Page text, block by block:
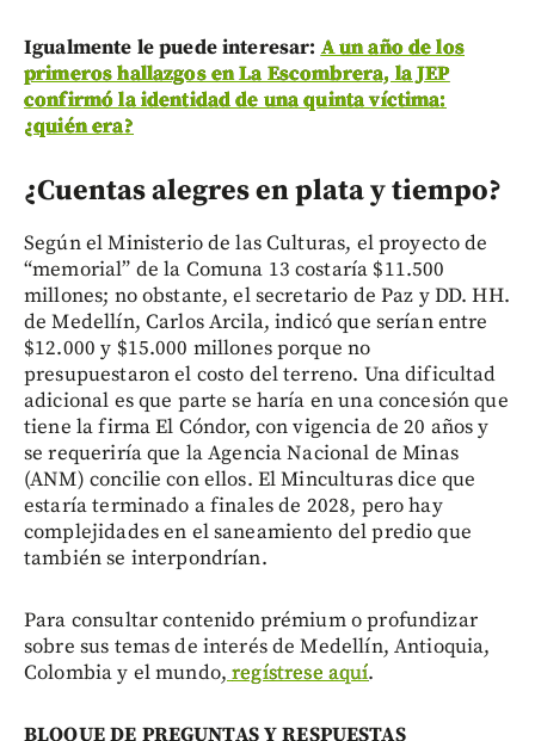
Igualmente le puede interesar: A un año de los
primeros hallazgos en La Escombrera, la JEP
confirmó la identidad de una quinta víctima:
¿quién era?
¿Cuentas alegres en plata y tiempo?
Según el Ministerio de las Culturas, el proyecto de
“memorial” de la Comuna 13 costaría $11.500
millones; no obstante, el secretario de Paz y DD. HH.
de Medellín, Carlos Arcila, indicó que serían entre
$12.000 y $15.000 millones porque no
presupuestaron el costo del terreno. Una dificultad
adicional es que parte se haría en una concesión que
tiene la firma El Cóndor, con vigencia de 20 años y
se requeriría que la Agencia Nacional de Minas
(ANM) concilie con ellos. El Minculturas dice que
estaría terminado a finales de 2028, pero hay
complejidades en el saneamiento del predio que
también se interpondrían.
Para consultar contenido prémium o profundizar
sobre sus temas de interés de Medellín, Antioquia,
Colombia y el mundo, regístrese aquí.
BLOQUE DE PREGUNTAS Y RESPUESTAS